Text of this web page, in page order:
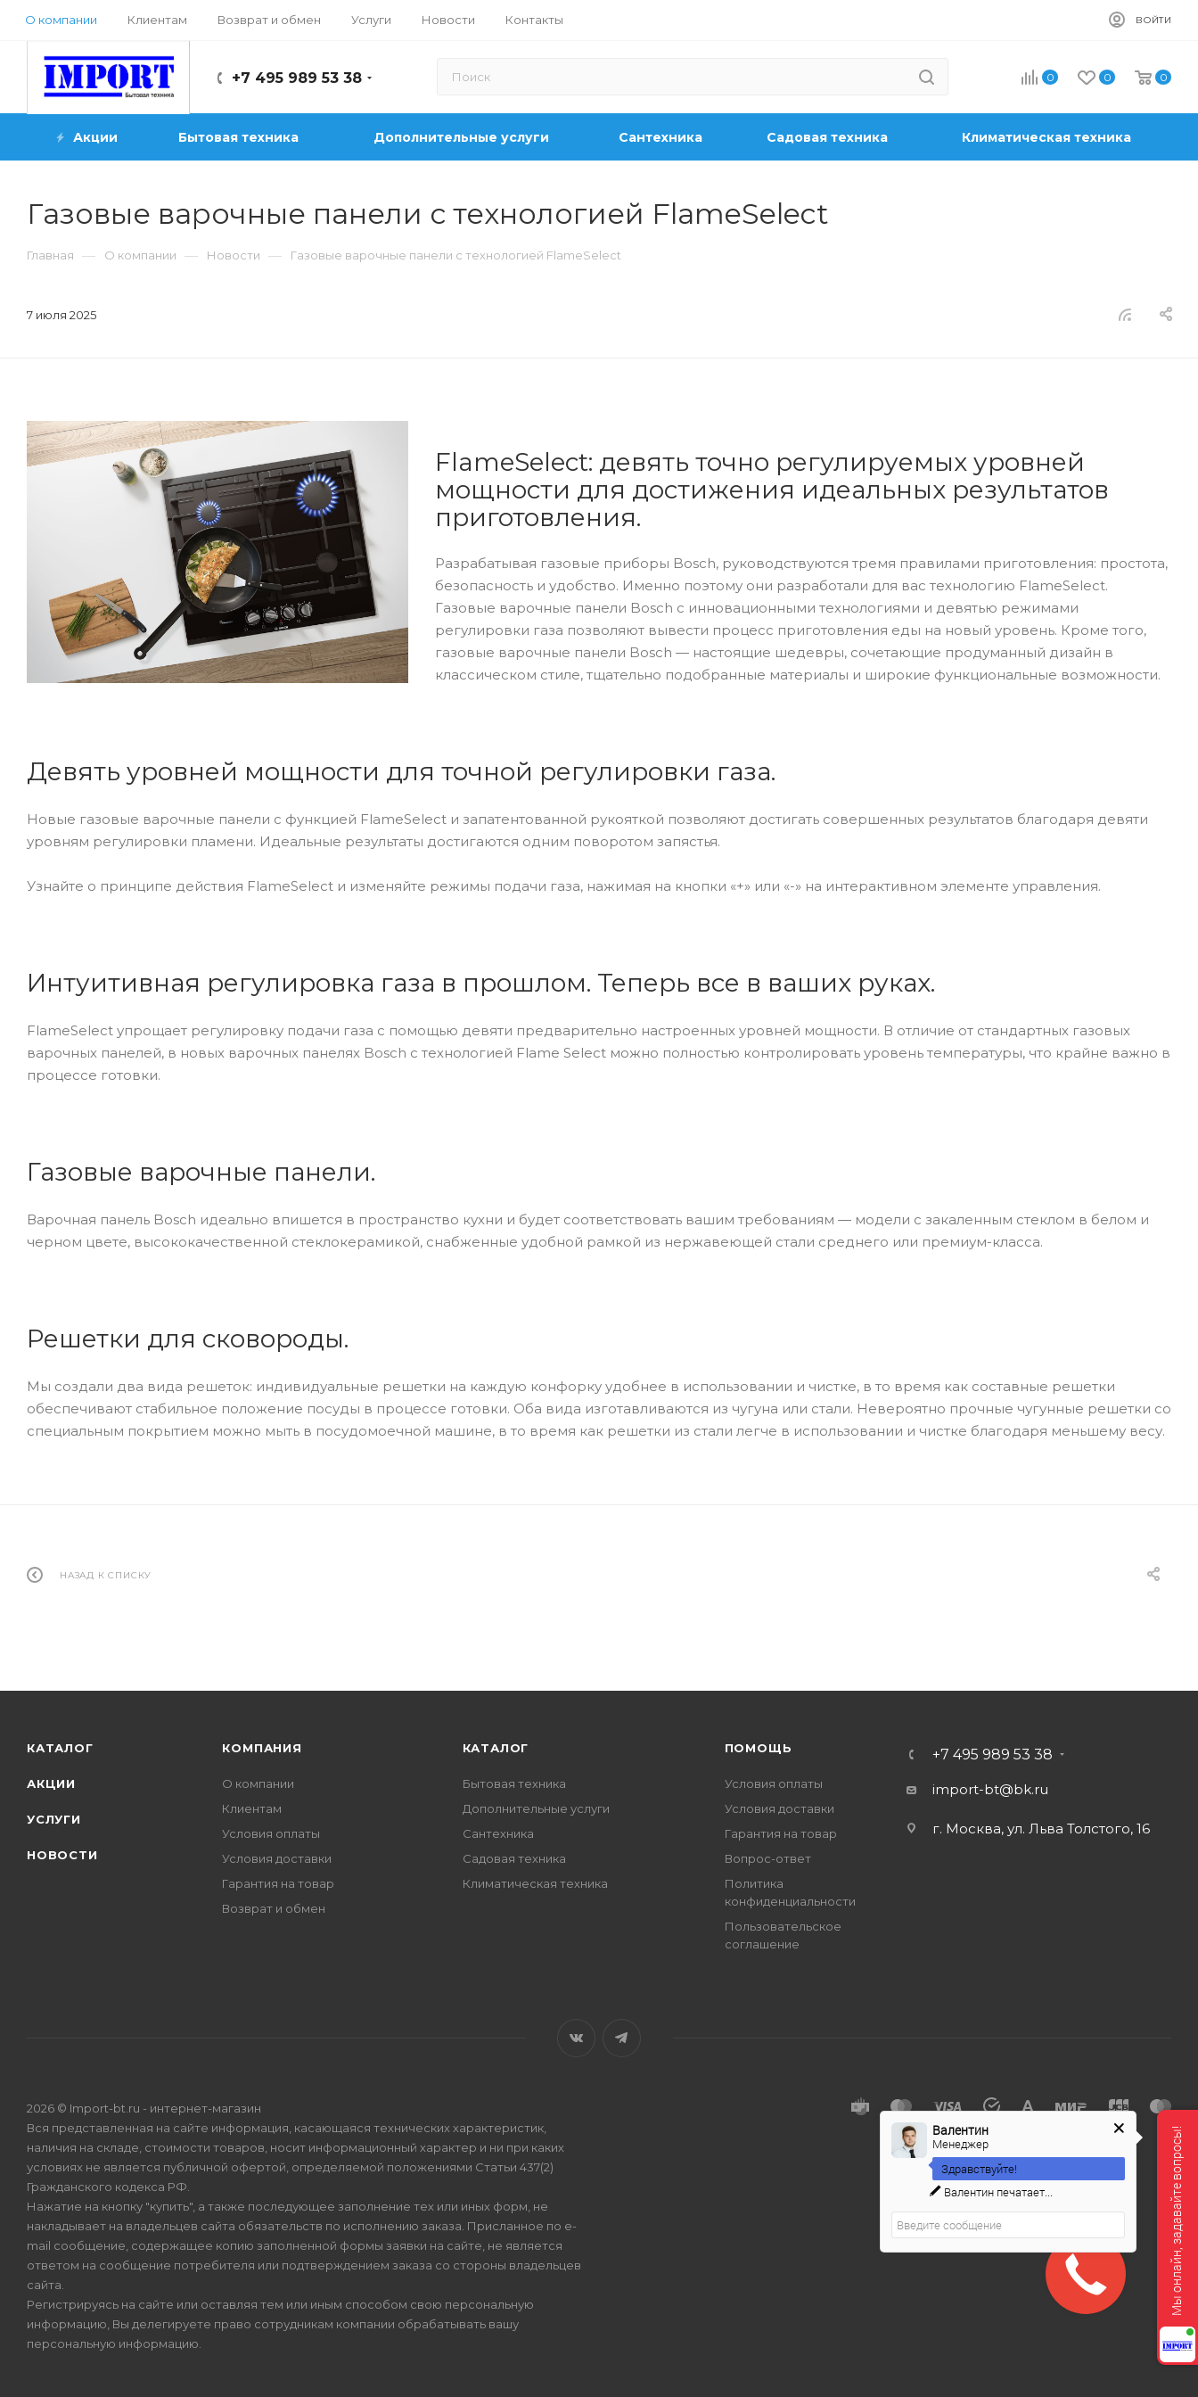
О компании Клиентам Возврат и обмен Услуги Новости Контакты ВОЙТИ
+7 495 989 53 38 0 0 0
Акции Бытовая техника Дополнительные услуги Сантехника Садовая техника Климатическая техника
Газовые варочные панели с технологией FlameSelect
Главная — О компании — Новости — Газовые варочные панели с технологией FlameSelect
7 июля 2025
FlameSelect: девять точно регулируемых уровней
мощности для достижения идеальных результатов
приготовления.
Разрабатывая газовые приборы Bosch, руководствуются тремя правилами приготовления: простота,
безопасность и удобство. Именно поэтому они разработали для вас технологию FlameSelect.
Газовые варочные панели Bosch с инновационными технологиями и девятью режимами
регулировки газа позволяют вывести процесс приготовления еды на новый уровень. Кроме того,
газовые варочные панели Bosch — настоящие шедевры, сочетающие продуманный дизайн в
классическом стиле, тщательно подобранные материалы и широкие функциональные возможности.
Девять уровней мощности для точной регулировки газа.
Новые газовые варочные панели с функцией FlameSelect и запатентованной рукояткой позволяют достигать совершенных результатов благодаря девяти
уровням регулировки пламени. Идеальные результаты достигаются одним поворотом запястья.
Узнайте о принципе действия FlameSelect и изменяйте режимы подачи газа, нажимая на кнопки «+» или «-» на интерактивном элементе управления.
Интуитивная регулировка газа в прошлом. Теперь все в ваших руках.
FlameSelect упрощает регулировку подачи газа с помощью девяти предварительно настроенных уровней мощности. В отличие от стандартных газовых
варочных панелей, в новых варочных панелях Bosch с технологией Flame Select можно полностью контролировать уровень температуры, что крайне важно в
процессе готовки.
Газовые варочные панели.
Варочная панель Bosch идеально впишется в пространство кухни и будет соответствовать вашим требованиям — модели с закаленным стеклом в белом и
черном цвете, высококачественной стеклокерамикой, снабженные удобной рамкой из нержавеющей стали среднего или премиум-класса.
Решетки для сковороды.
Мы создали два вида решеток: индивидуальные решетки на каждую конфорку удобнее в использовании и чистке, в то время как составные решетки
обеспечивают стабильное положение посуды в процессе готовки. Оба вида изготавливаются из чугуна или стали. Невероятно прочные чугунные решетки со
специальным покрытием можно мыть в посудомоечной машине, в то время как решетки из стали легче в использовании и чистке благодаря меньшему весу.
НАЗАД К СПИСКУ
КАТАЛОГ
АКЦИИ
УСЛУГИ
НОВОСТИ
КОМПАНИЯ
О компании
Клиентам
Условия оплаты
Условия доставки
Гарантия на товар
Возврат и обмен
КАТАЛОГ
Бытовая техника
Дополнительные услуги
Сантехника
Садовая техника
Климатическая техника
ПОМОЩЬ
Условия оплаты
Условия доставки
Гарантия на товар
Вопрос-ответ
Политика
конфиденциальности
Пользовательское
соглашение
+7 495 989 53 38
import-bt@bk.ru
г. Москва, ул. Льва Толстого, 16
2026 © Import-bt.ru - интернет-магазин
Вся представленная на сайте информация, касающаяся технических характеристик,
наличия на складе, стоимости товаров, носит информационный характер и ни при каких
условиях не является публичной офертой, определяемой положениями Статьи 437(2)
Гражданского кодекса РФ.
Нажатие на кнопку "купить", а также последующее заполнение тех или иных форм, не
накладывает на владельцев сайта обязательств по исполнению заказа. Присланное по e-
mail сообщение, содержащее копию заполненной формы заявки на сайте, не является
ответом на сообщение потребителя или подтверждением заказа со стороны владельцев
сайта.
Регистрируясь на сайте или оставляя тем или иным способом свою персональную
информацию, Вы делегируете право сотрудникам компании обрабатывать вашу
персональную информацию.
Мы онлайн, задавайте вопросы!
Валентин
Менеджер
Здравствуйте!
Валентин печатает...